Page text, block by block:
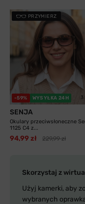
PRZYMIERZ
-59% WYSYŁKA 24H 3
SENJA
Okulary przeciwsłoneczne
1125 C4 z...
94,99 zł 229,99 zł
Skorzystaj z
Użyj kamerki, aby
wybranych